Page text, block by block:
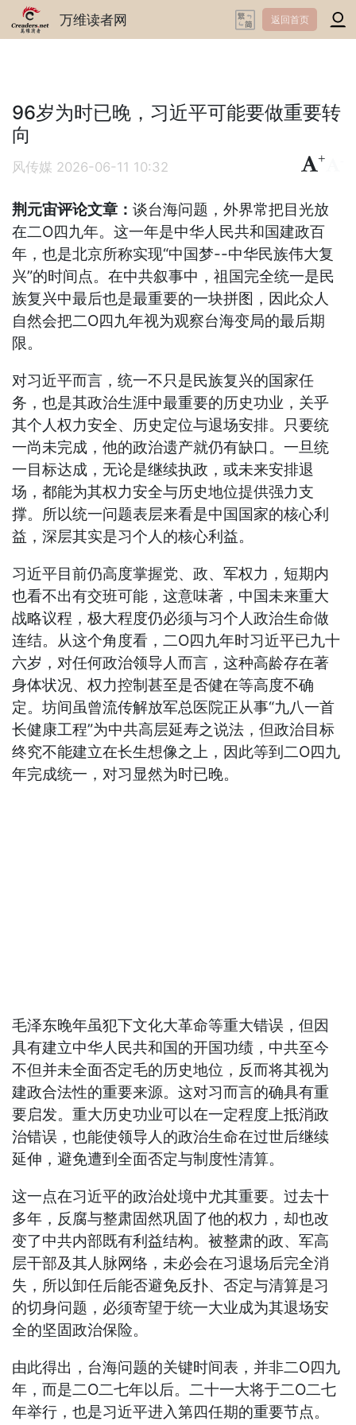
万维读者网 返回首页
96岁为时已晚，习近平可能要做重要转
向
风传媒 2026-06-11 10:32
+
荆元宙评论文章：谈台海问题，外界常把目光放
在二Ο四九年。这一年是中华人民共和国建政百
年，也是北京所称实现“中国梦--中华民族伟大复
兴”的时间点。在中共叙事中，祖国完全统一是民
族复兴中最后也是最重要的一块拼图，因此众人
自然会把二Ο四九年视为观察台海变局的最后期
限。
对习近平而言，统一不只是民族复兴的国家任
务，也是其政治生涯中最重要的历史功业，关乎
其个人权力安全、历史定位与退场安排。只要统
一尚未完成，他的政治遗产就仍有缺口。一旦统
一目标达成，无论是继续执政，或未来安排退
场，都能为其权力安全与历史地位提供强力支
撑。所以统一问题表层来看是中国国家的核心利
益，深层其实是习个人的核心利益。
习近平目前仍高度掌握党、政、军权力，短期内
也看不出有交班可能，这意味著，中国未来重大
战略议程，极大程度仍必须与习个人政治生命做
连结。从这个角度看，二Ο四九年时习近平已九十
六岁，对任何政治领导人而言，这种高龄存在著
身体状况、权力控制甚至是否健在等高度不确
定。坊间虽曾流传解放军总医院正从事“九八一首
长健康工程”为中共高层延寿之说法，但政治目标
终究不能建立在长生想像之上，因此等到二Ο四九
年完成统一，对习显然为时已晚。
毛泽东晚年虽犯下文化大革命等重大错误，但因
具有建立中华人民共和国的开国功绩，中共至今
不但并未全面否定毛的历史地位，反而将其视为
建政合法性的重要来源。这对习而言的确具有重
要启发。重大历史功业可以在一定程度上抵消政
治错误，也能使领导人的政治生命在过世后继续
延伸，避免遭到全面否定与制度性清算。
这一点在习近平的政治处境中尤其重要。过去十
多年，反腐与整肃固然巩固了他的权力，却也改
变了中共内部既有利益结构。被整肃的政、军高
层干部及其人脉网络，未必会在习退场后完全消
失，所以卸任后能否避免反扑、否定与清算是习
的切身问题，必须寄望于统一大业成为其退场安
全的坚固政治保险。
由此得出，台海问题的关键时间表，并非二Ο四九
年，而是二Ο二七年以后。二十一大将于二Ο二七
年举行，也是习近平进入第四任期的重要节点。